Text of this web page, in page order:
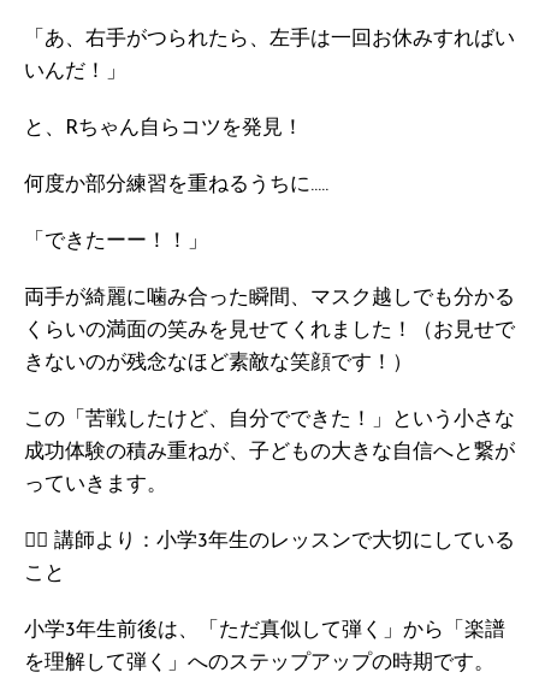
「あ、右手がつられたら、左手は一回お休みすればい
いんだ！」
と、Rちゃん自らコツを発見！
何度か部分練習を重ねるうちに…..
「できたーー！！」
両手が綺麗に噛み合った瞬間、マスク越しでも分かる
くらいの満面の笑みを見せてくれました！（お見せで
きないのが残念なほど素敵な笑顔です！）
この「苦戦したけど、自分でできた！」という小さな
成功体験の積み重ねが、子どもの大きな自信へと繋が
っていきます。
‍ 講師より：小学3年生のレッスンで大切にしている
こと
小学3年生前後は、「ただ真似して弾く」から「楽譜
を理解して弾く」へのステップアップの時期です。